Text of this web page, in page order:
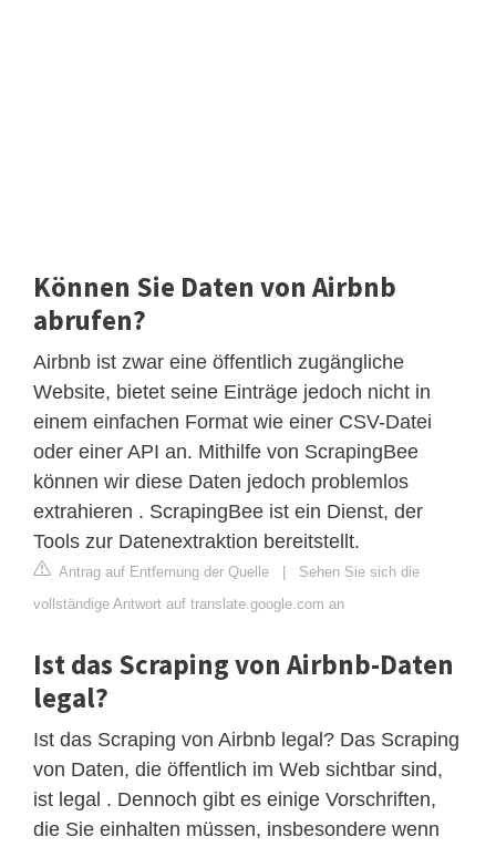
Können Sie Daten von Airbnb
abrufen?
Airbnb ist zwar eine öffentlich zugängliche
Website, bietet seine Einträge jedoch nicht in
einem einfachen Format wie einer CSV-Datei
oder einer API an. Mithilfe von ScrapingBee
können wir diese Daten jedoch problemlos
extrahieren . ScrapingBee ist ein Dienst, der
Tools zur Datenextraktion bereitstellt.
Antrag auf Entfernung der Quelle | Sehen Sie sich die
vollständige Antwort auf translate.google.com an
Ist das Scraping von Airbnb-Daten
legal?
Ist das Scraping von Airbnb legal? Das Scraping
von Daten, die öffentlich im Web sichtbar sind,
ist legal . Dennoch gibt es einige Vorschriften,
die Sie einhalten müssen, insbesondere wenn